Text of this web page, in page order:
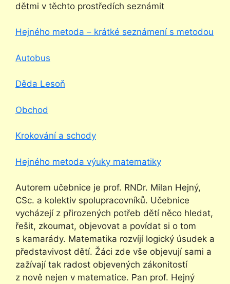
dětmi v těchto prostředích seznámit
Hejného metoda – krátké seznámení s metodou
Autobus
Děda Lesoň
Obchod
Krokování a schody
Hejného metoda výuky matematiky
Autorem učebnice je prof. RNDr. Milan Hejný,
CSc. a kolektiv spolupracovníků. Učebnice
vycházejí z přirozených potřeb dětí něco hledat,
řešit, zkoumat, objevovat a povídat si o tom
s kamarády. Matematika rozvíjí logický úsudek a
představivost dětí. Žáci zde vše objevují sami a
zažívají tak radost objevených zákonitostí
z nově nejen v matematice. Pan prof. Hejný